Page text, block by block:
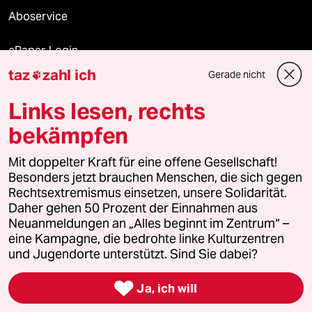
Aboservice
ePaper Login
Downloads für Abonnierende
© 2026 taz Verlags und Vertriebs GmbH
Alle Rechte vorbehalten. Bei rechtlichen Fragen oder für Genehmigungen
wenden Sie sich bitte an
lizenzen@taz.de
Feedback Redaktionsstatut Kommune-Richtlinien
Leitlinie Informant Datenschutz Impressum AGB
Seitenwende Einwilligungen widerrufen (Ads)
taz zahl ich Gerade nicht
Links lesen, rechts
bekämpfen
Mit doppelter Kraft für eine offene Gesellschaft!
Besonders jetzt brauchen Menschen, die sich gegen
Rechtsextremismus einsetzen, unsere Solidarität.
Daher gehen 50 Prozent der Einnahmen aus
Neuanmeldungen an „Alles beginnt im Zentrum“ –
eine Kampagne, die bedrohte linke Kulturzentren
und Jugendorte unterstützt. Sind Sie dabei?
 Ja, ich will